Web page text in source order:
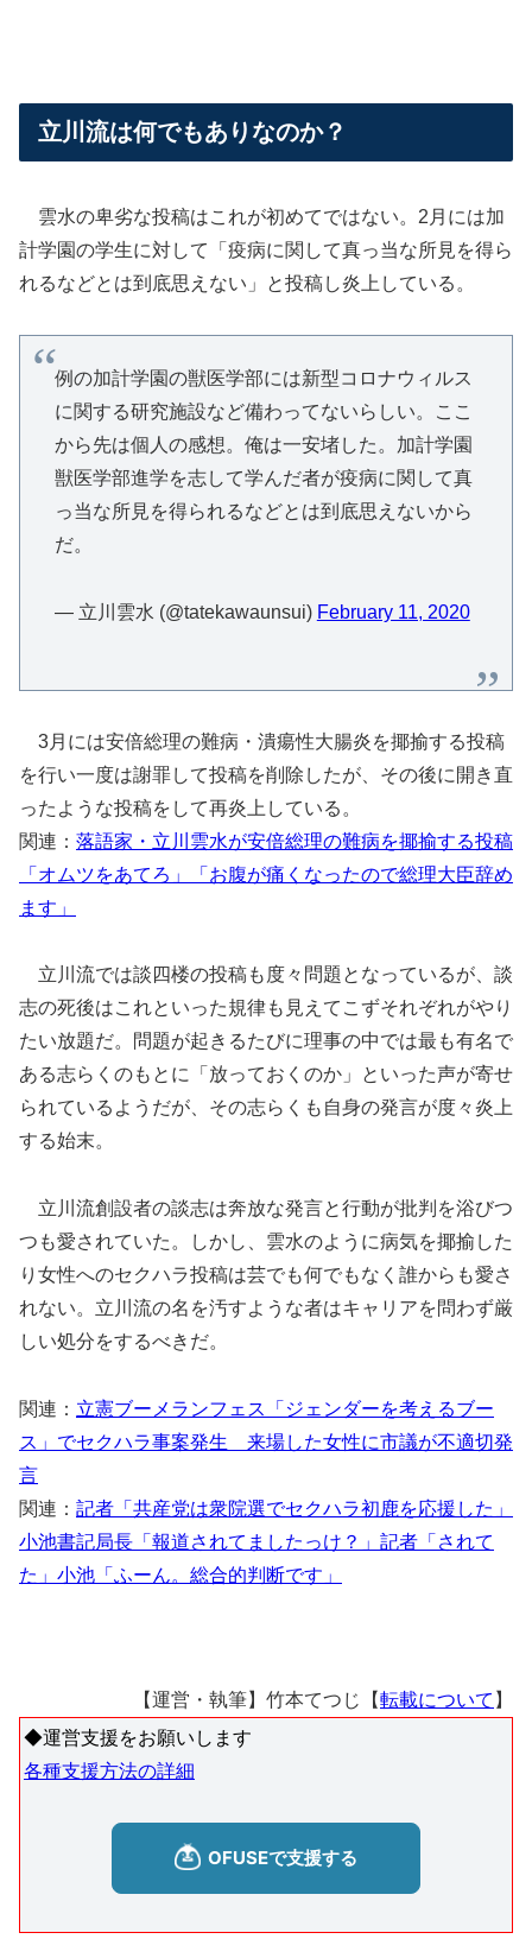
立川流は何でもありなのか？
雲水の卑劣な投稿はこれが初めてではない。2月には加
計学園の学生に対して「疫病に関して真っ当な所見を得ら
れるなどとは到底思えない」と投稿し炎上している。
例の加計学園の獣医学部には新型コロナウィルス
に関する研究施設など備わってないらしい。ここ
から先は個人の感想。俺は一安堵した。加計学園
獣医学部進学を志して学んだ者が疫病に関して真
っ当な所見を得られるなどとは到底思えないから
だ。
— 立川雲水 (@tatekawaunsui) February 11, 2020
3月には安倍総理の難病・潰瘍性大腸炎を揶揄する投稿
を行い一度は謝罪して投稿を削除したが、その後に開き直
ったような投稿をして再炎上している。
関連： 落語家・立川雲水が安倍総理の難病を揶揄する投稿
「オムツをあてろ」「お腹が痛くなったので総理大臣辞め
ます」
立川流では談四楼の投稿も度々問題となっているが、談
志の死後はこれといった規律も見えてこずそれぞれがやり
たい放題だ。問題が起きるたびに理事の中では最も有名で
ある志らくのもとに「放っておくのか」といった声が寄せ
られているようだが、その志らくも自身の発言が度々炎上
する始末。
立川流創設者の談志は奔放な発言と行動が批判を浴びつ
つも愛されていた。しかし、雲水のように病気を揶揄した
り女性へのセクハラ投稿は芸でも何でもなく誰からも愛さ
れない。立川流の名を汚すような者はキャリアを問わず厳
しい処分をするべきだ。
関連： 立憲ブーメランフェス「ジェンダーを考えるブー
ス」でセクハラ事案発生 来場した女性に市議が不適切発
言
関連： 記者「共産党は衆院選でセクハラ初鹿を応援した」
小池書記局長「報道されてましたっけ？」記者「されて
た」小池「ふーん。総合的判断です」
【運営・執筆】竹本てつじ【転載について 】
◆運営支援をお願いします
各種支援方法の詳細